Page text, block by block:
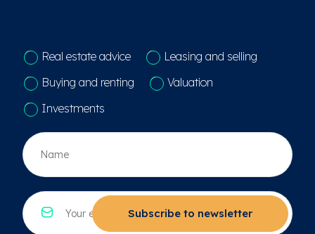
C
o
n
t
a
c
k
e
e
*
Real estate advice
Leasing and selling
Buying and renting
Valuation
Investments
N
a
a
*
E
-
m
Subscribe to newsletter